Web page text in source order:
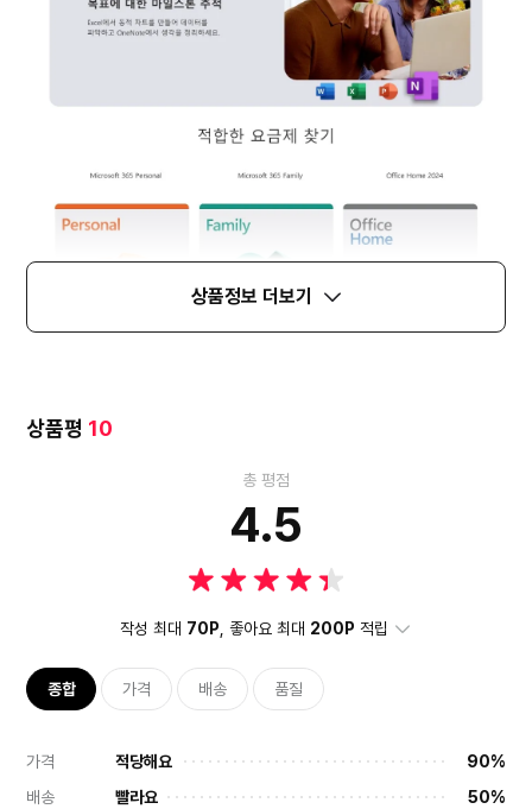
상품정보 더보기
상품평 10
총 평점
4.5
작성 최대 70P , 좋아요 최대 200P 적립
종합 가격 배송 품질
가격 적당해요
90%
배송
빨라요
50%